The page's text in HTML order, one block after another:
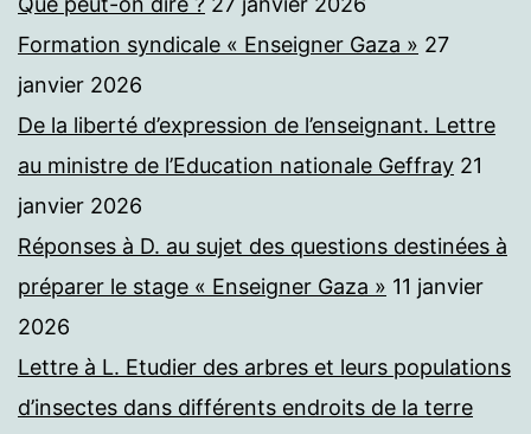
Formation syndicale « Enseigner Gaza » 27
janvier 2026
De la liberté d’expression de l’enseignant. Lettre
au ministre de l’Education nationale Geffray 21
janvier 2026
Réponses à D. au sujet des questions destinées à
préparer le stage « Enseigner Gaza » 11 janvier
2026
Lettre à L. Etudier des arbres et leurs populations
d’insectes dans différents endroits de la terre